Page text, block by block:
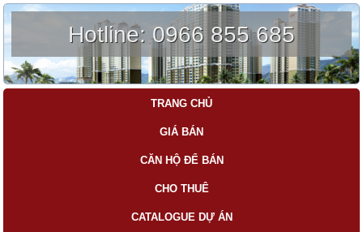
Hotline:0966 855 685
TRANG CHỦ
GIÁ BÁN
CĂN HỘ ĐỂ BÁN
CHO THUÊ
CATALOGUE DỰ ÁN